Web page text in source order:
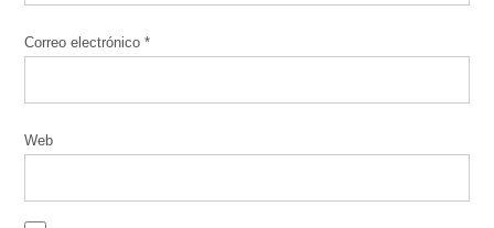
Correo electrónico*
Web